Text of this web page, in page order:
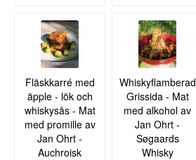
Fläskkarré med
äpple - lök och
whiskysås - Mat
med promille av
Jan Ohrt -
Auchroisk
Whiskyflamberad
Grissida - Mat
med alkohol av
Jan Ohrt -
Søgaards
Whisky